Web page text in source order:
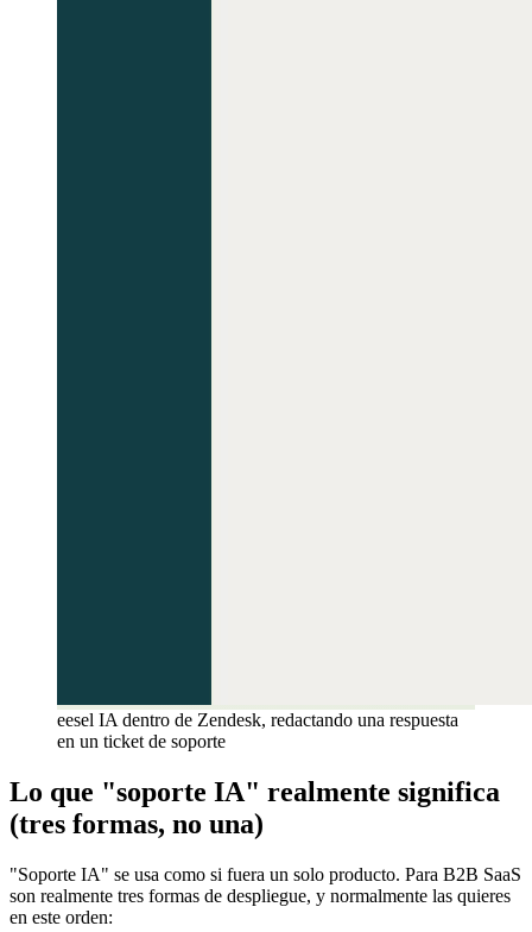
eesel IA dentro de Zendesk, redactando una respuesta
en un ticket de soporte
Lo que "soporte IA" realmente significa
(tres formas, no una)
"Soporte IA" se usa como si fuera un solo producto. Para B2B SaaS
son realmente tres formas de despliegue, y normalmente las quieres
en este orden: